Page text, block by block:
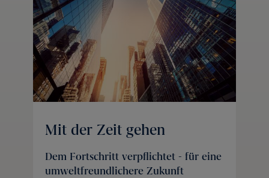
Mit der Zeit gehen
Dem Fortschritt verpflichtet - für eine
umweltfreundlichere Zukunft